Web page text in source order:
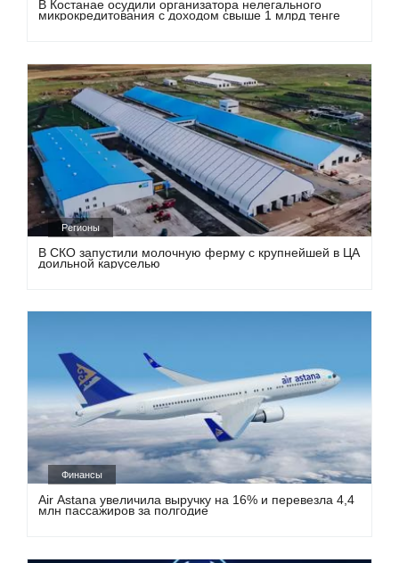
В Костанае осудили организатора нелегального
микрокредитования с доходом свыше 1 млрд тенге
Регионы
В СКО запустили молочную ферму с крупнейшей в ЦА
доильной каруселью
Финансы
Air Astana увеличила выручку на 16% и перевезла 4,4
млн пассажиров за полгодие